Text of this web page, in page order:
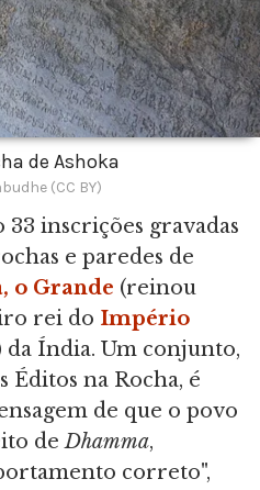
de Ashoka
(CC BY)
33 inscrições gravadas
e paredes de
o Grande (reinou
rei do Império
da Índia. Um conjunto,
Éditos na Rocha, é
de que o povo
deDhamma,
correto",